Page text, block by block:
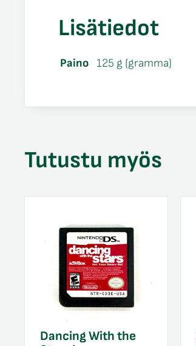
Lisätiedot
Paino 125 g (gramma)
Tutustu myös
Dancing With the